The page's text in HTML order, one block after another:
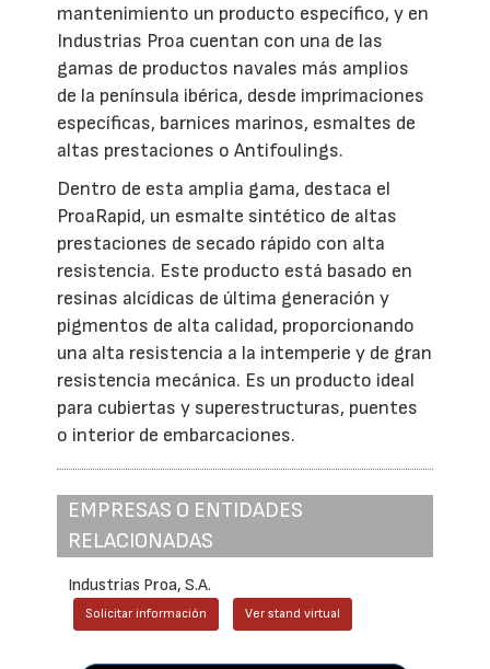
mantenimiento un producto específico, y en
Industrias Proa cuentan con una de las
gamas de productos navales más amplios
de la península ibérica, desde imprimaciones
específicas, barnices marinos, esmaltes de
altas prestaciones o Antifoulings.
Dentro de esta amplia gama, destaca el
ProaRapid, un esmalte sintético de altas
prestaciones de secado rápido con alta
resistencia. Este producto está basado en
resinas alcídicas de última generación y
pigmentos de alta calidad, proporcionando
una alta resistencia a la intemperie y de gran
resistencia mecánica. Es un producto ideal
para cubiertas y superestructuras, puentes
o interior de embarcaciones.
EMPRESAS O ENTIDADES
RELACIONADAS
Industrias Proa, S.A.
Solicitar información Ver stand virtual